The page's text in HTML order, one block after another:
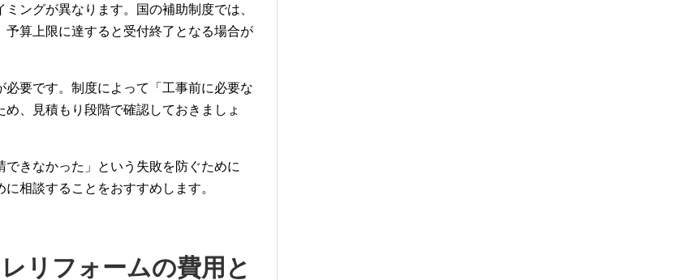
ングが異なります。国の補助制度では、
算上限に達すると受付終了となる場合が
要です。制度によって「工事前に必要な
、見積もり段階で確認しておきましょ
できなかった」という失敗を防ぐために
相談することをおすすめします。
リフォームの費用と